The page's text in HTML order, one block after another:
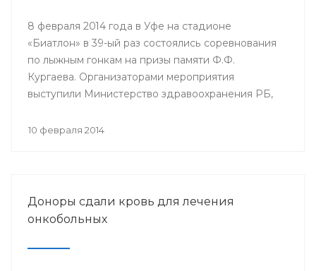
8 февраля 2014 года в Уфе на стадионе
«Биатлон» в 39-ый раз состоялись соревнования
по лыжным гонкам на призы памяти Ф.Ф.
Кургаева. Организаторами мероприятия
выступили Министерство здравоохранения РБ,
работников здравоохранения и Башкирский
10 февраля 2014
Доноры сдали кровь для лечения
онкобольных